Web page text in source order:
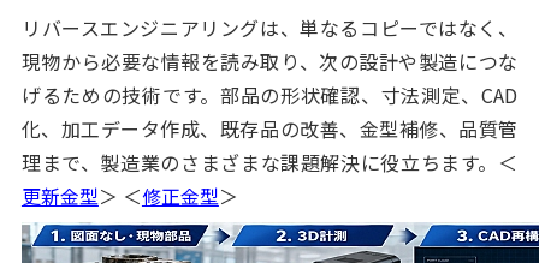
リバースエンジニアリングは、単なるコピーではなく、
現物から必要な情報を読み取り、次の設計や製造につな
げるための技術です。部品の形状確認、寸法測定、CAD
化、加工データ作成、既存品の改善、金型補修、品質管
理まで、製造業のさまざまな課題解決に役立ちます。＜
更新金型＞ ＜修正金型＞